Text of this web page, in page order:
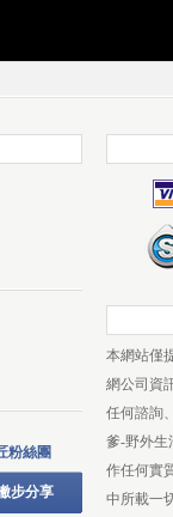
粉絲團
步分享
本網站僅
網公司資
任何諮詢
爹-野外生
作任何實
中所載一